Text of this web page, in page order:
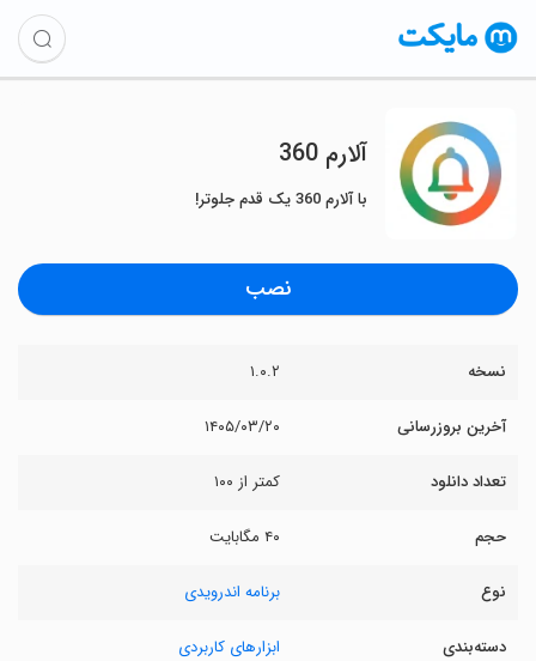
‏آلارم 360
با آلارم 360 یک قدم جلوتر!
نصب
نسخه ۱.۰.۲
آخرین بروزرسانی ۱۴۰۵/۰۳/۲۰
تعداد دانلود کمتر از ۱۰۰
حجم ۴۰ مگابایت
نوع برنامه اندرویدی
دسته‌بندی ابزارهای کاربردی